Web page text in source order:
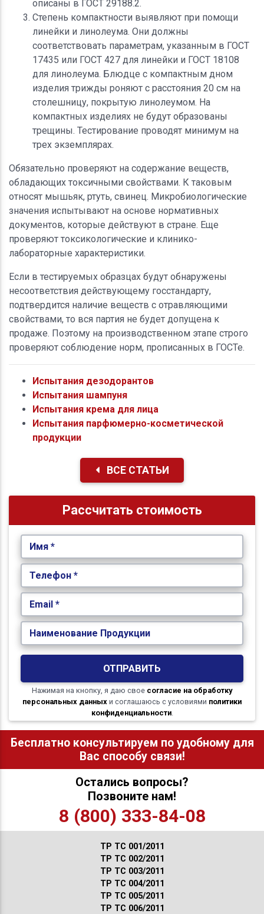
описаны в ГОСТ 29188.2.
Степень компактности выявляют при помощи
линейки и линолеума. Они должны
соответствовать параметрам, указанным в ГОСТ
17435 или ГОСТ 427 для линейки и ГОСТ 18108
для линолеума. Блюдце с компактным дном
изделия трижды роняют с расстояния 20 см на
столешницу, покрытую линолеумом. На
компактных изделиях не будут образованы
трещины. Тестирование проводят минимум на
трех экземплярах.
Обязательно проверяют на содержание веществ,
обладающих токсичными свойствами. К таковым
относят мышьяк, ртуть, свинец. Микробиологические
значения испытывают на основе нормативных
документов, которые действуют в стране. Еще
проверяют токсикологические и клинико-
лабораторные характеристики.
Если в тестируемых образцах будут обнаружены
несоответствия действующему госстандарту,
подтвердится наличие веществ с отравляющими
свойствами, то вся партия не будет допущена к
продаже. Поэтому на производственном этапе строго
проверяют соблюдение норм, прописанных в ГОСТе.
Испытания дезодорантов
Испытания шампуня
Испытания крема для лица
Испытания парфюмерно-косметической
продукции
ВСЕ СТАТЬИ
Рассчитать стоимость
Имя *
Телефон *
Email *
Наименование Продукции
ОТПРАВИТЬ
Нажимая на кнопку, я даю свое согласие на обработку
персональных данных и соглашаюсь с условиями политики
конфиденциальности.
Бесплатно консультируем по удобному для
Вас способу связи!
Остались вопросы?
Позвоните нам!
8 (800) 333-84-08
ТР ТС 001/2011
ТР ТС 002/2011
ТР ТС 003/2011
ТР ТС 004/2011
ТР ТС 005/2011
ТР ТС 006/2011